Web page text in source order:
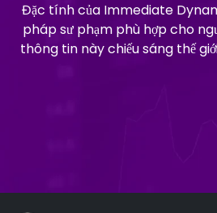
Đặc tính của Immediate
pháp sư phạm phù hợp cho
thông tin này chiếu sáng thế